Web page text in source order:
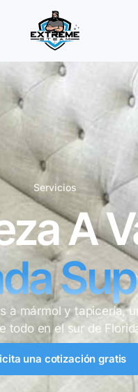
Servicios
A
a mármol y tapicería,
todo en el sur de
una cotización gratis